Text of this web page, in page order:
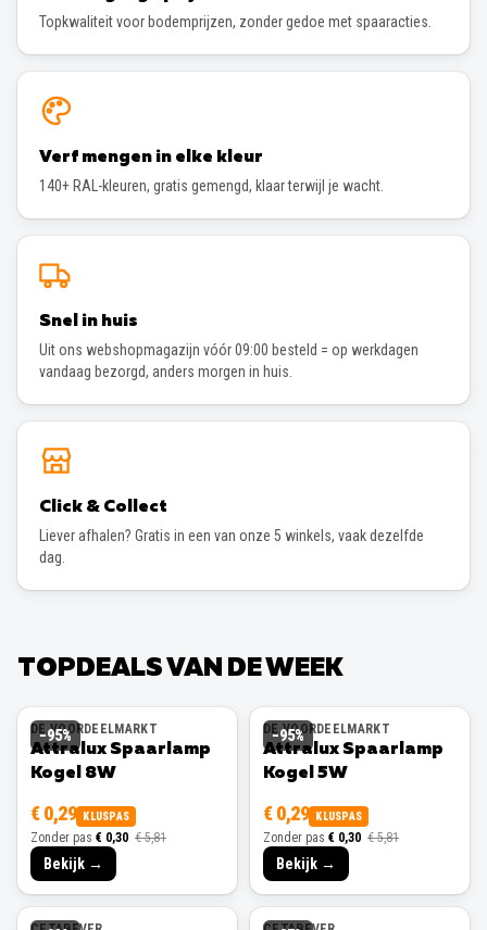
Topkwaliteit voor bodemprijzen, zonder gedoe met spaaracties.
Verf mengen in elke kleur
140+ RAL-kleuren, gratis gemengd, klaar terwijl je wacht.
Snel in huis
Uit ons webshopmagazijn vóór 09:00 besteld = op werkdagen
vandaag bezorgd, anders morgen in huis.
Click & Collect
Liever afhalen? Gratis in een van onze 5 winkels, vaak dezelfde
dag.
TOPDEALS VAN DE WEEK
−95%
DE VOORDEELMARKT
Attralux Spaarlamp
Kogel 8W
€ 0,29 KLUSPAS
Zonder pas € 0,30 € 5,81
Bekijk →
−95%
DE VOORDEELMARKT
Attralux Spaarlamp
Kogel 5W
€ 0,29 KLUSPAS
Zonder pas € 0,30 € 5,81
Bekijk →